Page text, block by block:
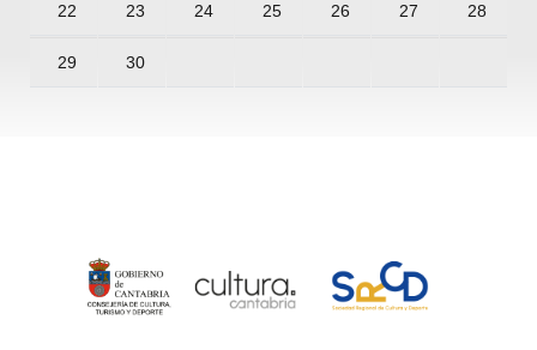
22 23 24 25 26 27 28
29 30